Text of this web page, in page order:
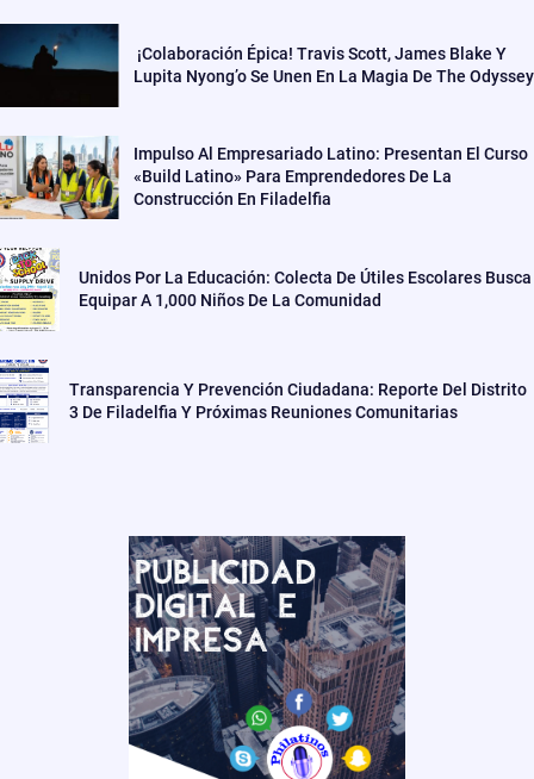
¡Colaboración Épica! Travis Scott, James Blake Y
Lupita Nyong’o Se Unen En La Magia De The Odyssey
Impulso Al Empresariado Latino: Presentan El Curso
«Build Latino» Para Emprendedores De La
Construcción En Filadelfia
Unidos Por La Educación: Colecta De Útiles Escolares Busca
Equipar A 1,000 Niños De La Comunidad
Transparencia Y Prevención Ciudadana: Reporte Del Distrito
3 De Filadelfia Y Próximas Reuniones Comunitarias